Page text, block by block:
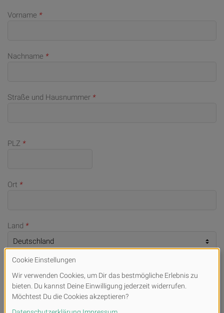
Vorname *
Nachname *
Straße und Hausnummer *
PLZ *
Ort *
Land *
Telefonnummer (bei Rückfragen)
E-Mail